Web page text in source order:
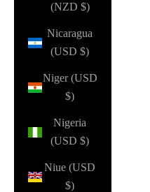
(NZD $)
Nicaragua
(USD $)
Niger (USD
$)
Nigeria
(USD $)
Niue (USD
$)